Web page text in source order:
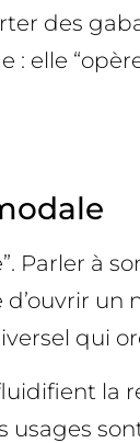
des
elle
Parler à
qui
la